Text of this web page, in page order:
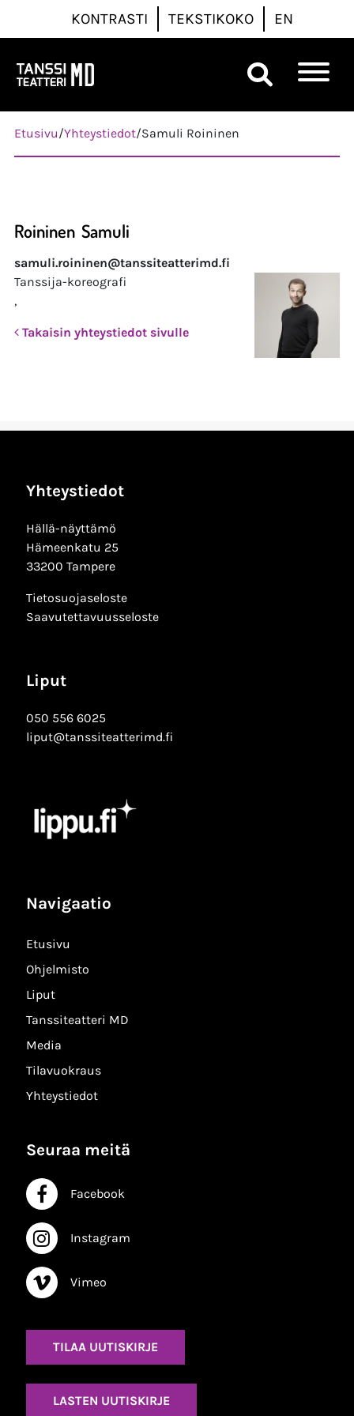
KONTRASTI TEKSTIKOKO EN
Päävalikko
Etusivu/Yhteystiedot/Samuli Roininen
Roininen Samuli
samuli.roininen@tanssiteatterimd.fi
Tanssija-koreografi
,
Takaisin yhteystiedot sivulle
Yhteystiedot
Hällä-näyttämö
Hämeenkatu 25
33200 Tampere
Tietosuojaseloste
Saavutettavuusseloste
Liput
050 556 6025
liput@tanssiteatterimd.fi
Navigaatio
Etusivu
Ohjelmisto
Liput
Tanssiteatteri MD
Media
Tilavuokraus
Yhteystiedot
Seuraa meitä
Facebook
Facebook
Instagram
Instagram
Vimeo
Vimeo
TILAA UUTISKIRJE
LASTEN UUTISKIRJE